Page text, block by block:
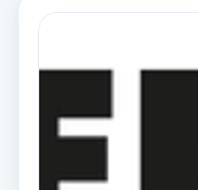
Eyeliner-tatuering